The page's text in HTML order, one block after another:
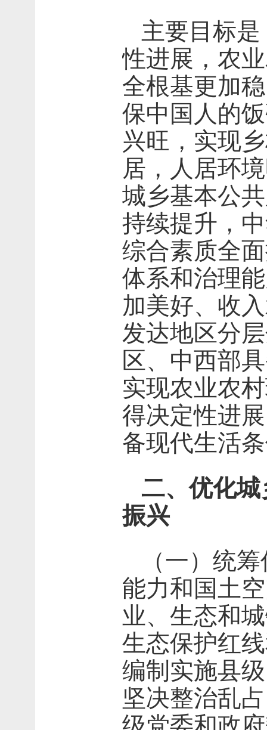
主要目标
性进展，农
全根基更加
保中国人的
兴旺，实现
居，人居环
城乡基本公
持续提升，
综合素质全
体系和治理
加美好、收
发达地区分
区、中西部
实现农业农
得决定性进
备现代生活
二、优化
振兴
（一）统
能力和国土
业、生态和
生态保护红
编制实施县
坚决整治乱